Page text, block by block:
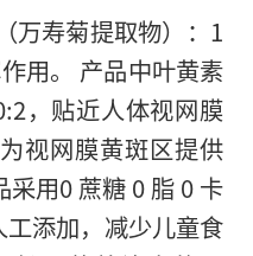
万寿菊提取物）：1
用。 产品中叶黄素
，贴近人体视网膜
视网膜黄斑区提供
采用0 蔗糖 0 脂 0 卡
添加，减少儿童食